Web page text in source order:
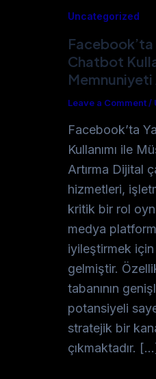
Uncategorized
Chatbot
Memnuniyeti
Leave a Comment/
Facebook’ta
Kullanımı ile
Artırma Dijital
hizmetleri,
kritik bir rol
medya
iyileştirmek
gelmiştir.
tabanının
potansiyeli
stratejik bir
çıkmaktadır. […]